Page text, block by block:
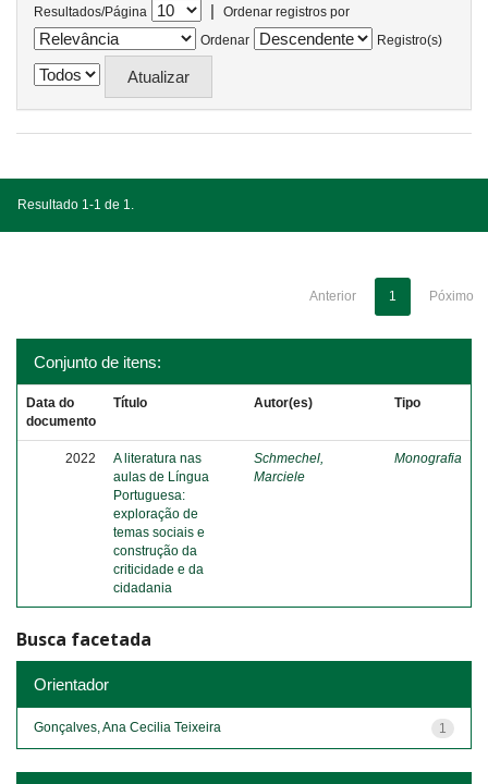
Resultados/Página |
Ordenar registros por
Ordenar
Registro(s)
Resultado 1-1 de 1.
Anterior 1 Póximo
Conjunto de itens:
Data do
documento
Título Autor(es) Tipo
2022
A literatura nas
aulas de Língua
Portuguesa:
exploração de
temas sociais e
construção da
criticidade e da
cidadania
Schmechel,
Marciele
Monografia
Busca facetada
Orientador
1
Gonçalves, Ana Cecilia Teixeira